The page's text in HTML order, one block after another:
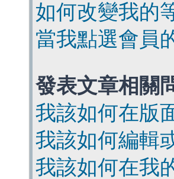
如何改變我的
當我點選會員
發表文章相關
我該如何在版
我該如何編輯
我該如何在我